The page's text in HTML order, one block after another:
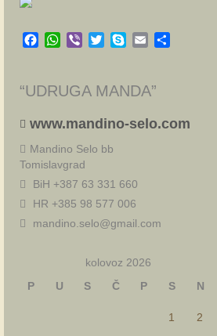
Facebook
WhatsApp
Viber TwitterSkypeEmail
“UDRUGA MANDA”
www.mandino-selo.com
Mandino Selo bb
Tomislavgrad
BiH +387 63 331 660
HR +385 98 577 006
mandino.selo@gmail.com
kolovoz 2026
P
U S Č P S N
1 2